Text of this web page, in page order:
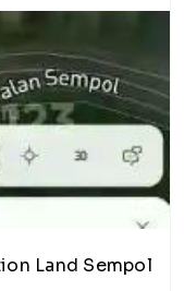
Land Sempol